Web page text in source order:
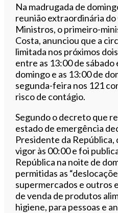
Na madrugada de
reunião extraordinária do
Ministros, o primeiro-
Costa, anunciou que a
limitada nos próximos
entre as 13:00 de sábado
domingo e as 13:00 de
segunda-feira nos 121
risco de contágio.
Segundo o decreto que
estado de emergência
Presidente da
vigor às 00:00 e foi
República na noite de
permitidas as
supermercados e outros
de venda de produtos
higiene, para pessoas e